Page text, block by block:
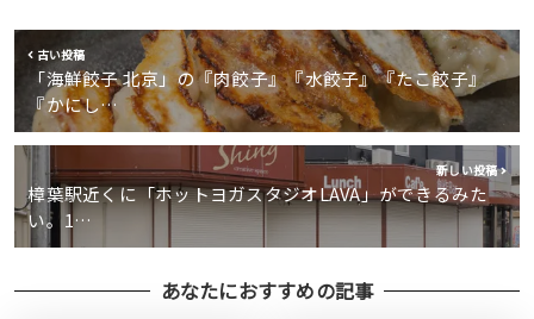
古い投稿
「海鮮餃子 北京」の『肉餃子』『水餃子』『たこ餃子』
『かにし…
新しい投稿
樟葉駅近くに「ホットヨガスタジオLAVA」ができるみた
い。1…
あなたにおすすめの記事